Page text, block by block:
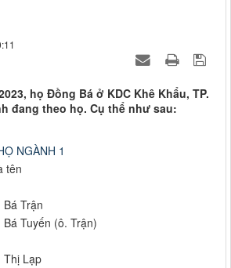
họ Đồng Bá ở KDC Khê Khẩu, TP.
đang theo họ. Cụ thể như sau:
NGÀNH 1
tên
Trận
Tuyến (ô. Trận)
Lạp